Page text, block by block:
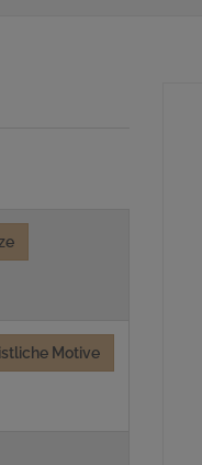
Motive